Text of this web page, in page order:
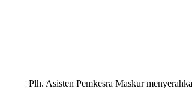
Plh. Asisten Pemkesra Maskur